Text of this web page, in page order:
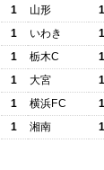
1
山形
1
いわき
1
栃木C
1
大宮
1
横浜FC
1
湘南